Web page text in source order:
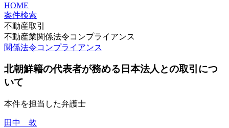
HOME
案件検索
不動産取引
不動産業関係法令コンプライアンス
関係法令コンプライアンス
北朝鮮籍の代表者が務める日本法人との取引につ
いて
本件を担当した弁護士
田中 敦